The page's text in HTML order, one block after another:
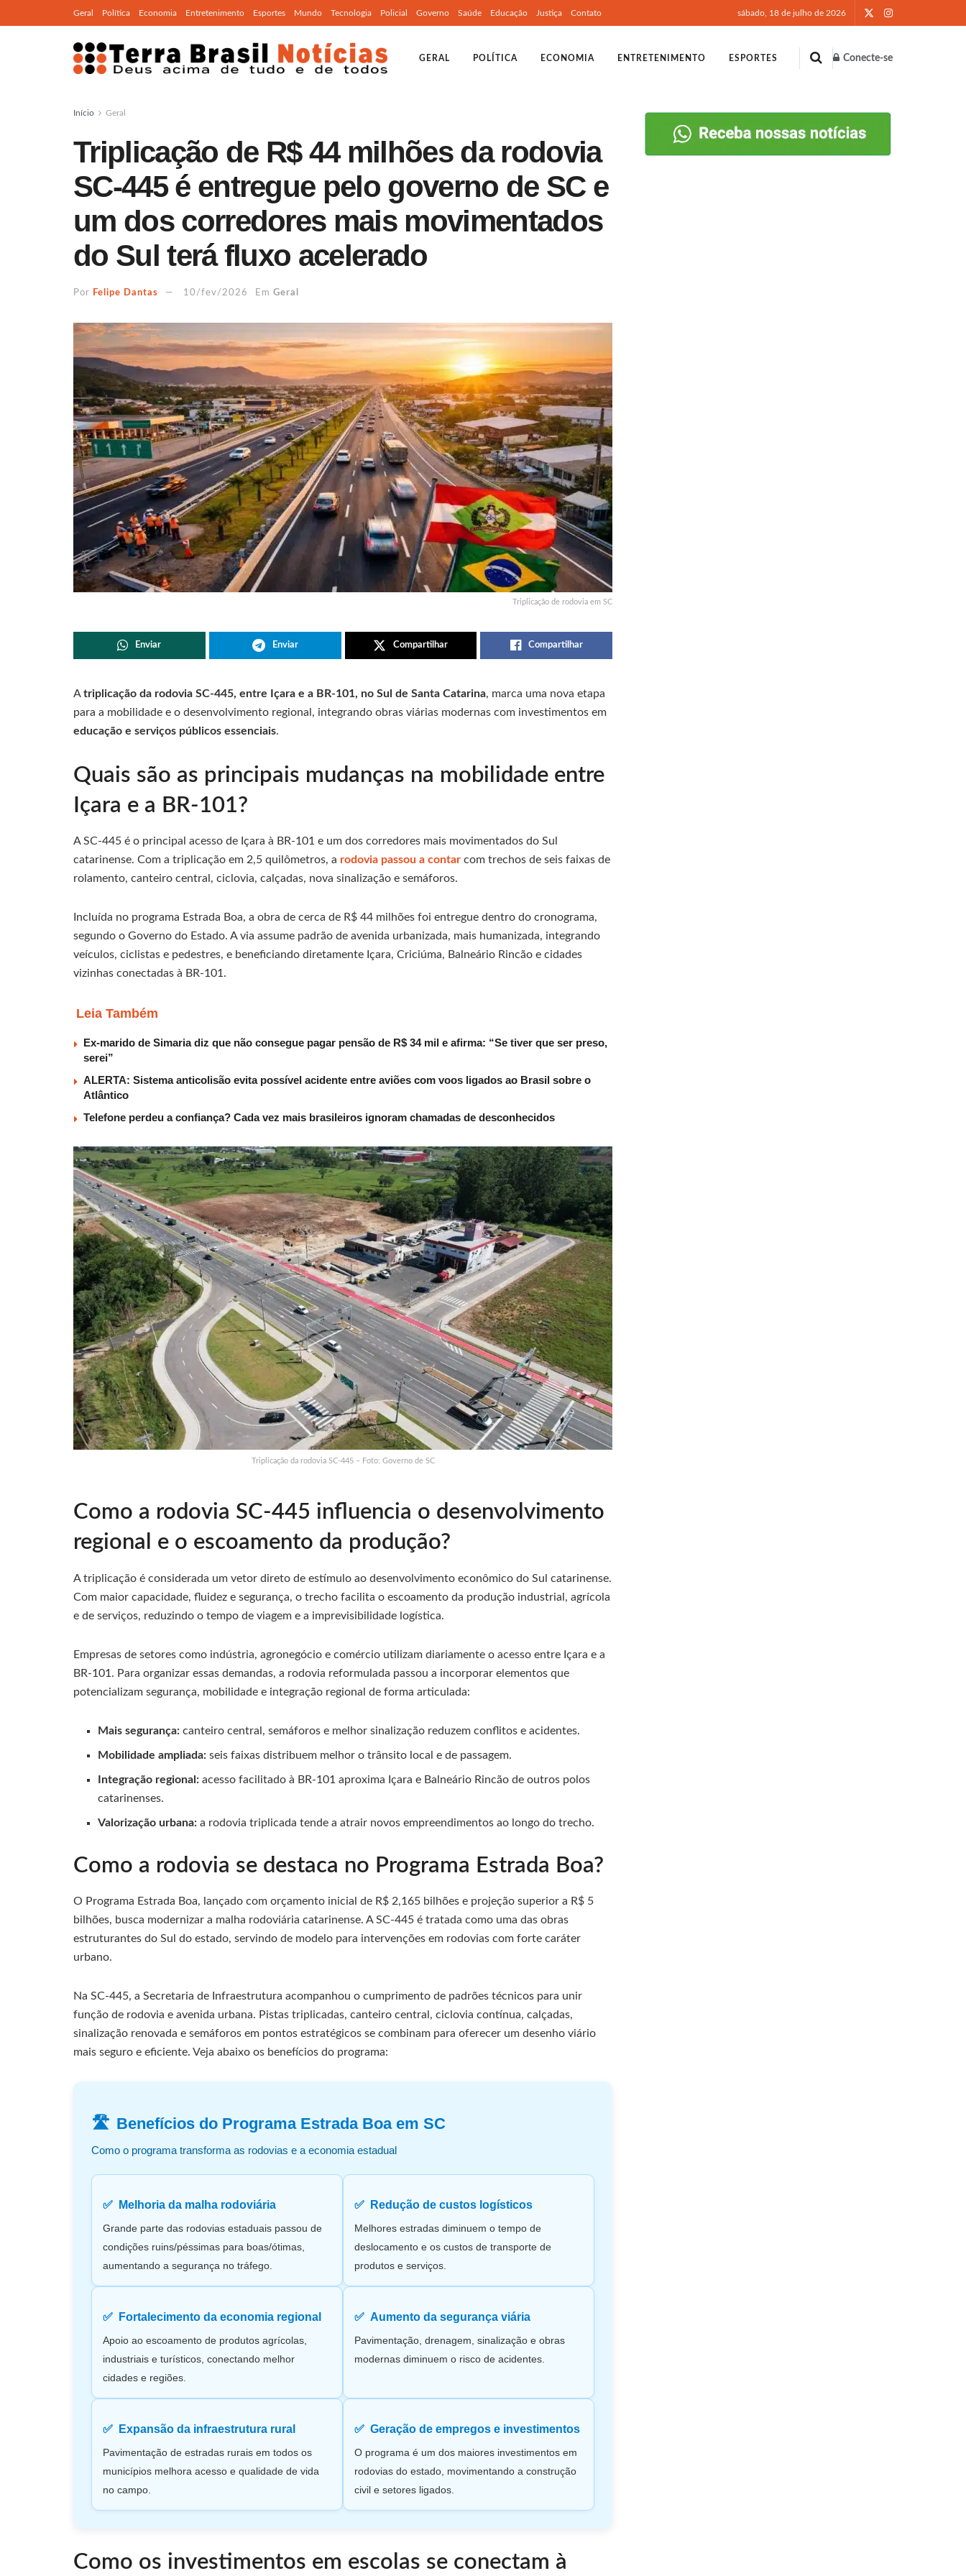
Geral Política Economia Entretenimento Esportes Mundo Tecnologia Policial Governo Saúde Educação Justiça Contato sábado, 18 de julho de 2026
GERAL POLÍTICA ECONOMIA ENTRETENIMENTO ESPORTES Conecte-se
Início Geral
Triplicação de R$ 44 milhões da rodovia
SC-445 é entregue pelo governo de SC e
um dos corredores mais movimentados
do Sul terá fluxo acelerado
Por Felipe Dantas 10/fev/2026 Em Geral
Triplicação de rodovia em SC
Enviar Enviar Compartilhar Compartilhar
Atriplicação da rodovia SC-445, entre Içara e a BR-101, no Sul de Santa Catarina, marca uma nova etapa
para a mobilidade e o desenvolvimento regional, integrando obras viárias modernas com investimentos em
educação e serviços públicos essenciais.
Quais são as principais mudanças na mobilidade entre
Içara e a BR-101?
A SC-445 é o principal acesso de Içara à BR-101 e um dos corredores mais movimentados do Sul
catarinense. Com a triplicação em 2,5 quilômetros, a rodovia passou a contar com trechos de seis faixas de
rolamento, canteiro central, ciclovia, calçadas, nova sinalização e semáforos.
Incluída no programa Estrada Boa, a obra de cerca de R$ 44 milhões foi entregue dentro do cronograma,
segundo o Governo do Estado. A via assume padrão de avenida urbanizada, mais humanizada, integrando
veículos, ciclistas e pedestres, e beneficiando diretamente Içara, Criciúma, Balneário Rincão e cidades
vizinhas conectadas à BR-101.
Leia Também
Ex-marido de Simaria diz que não consegue pagar pensão de R$ 34 mil e afirma: “Se tiver que ser preso,
serei”
ALERTA: Sistema anticolisão evita possível acidente entre aviões com voos ligados ao Brasil sobre o
Atlântico
Telefone perdeu a confiança? Cada vez mais brasileiros ignoram chamadas de desconhecidos
Triplicação da rodovia SC-445 – Foto: Governo de SC
Como a rodovia SC-445 influencia o desenvolvimento
regional e o escoamento da produção?
A triplicação é considerada um vetor direto de estímulo ao desenvolvimento econômico do Sul catarinense.
Com maior capacidade, fluidez e segurança, o trecho facilita o escoamento da produção industrial, agrícola
e de serviços, reduzindo o tempo de viagem e a imprevisibilidade logística.
Empresas de setores como indústria, agronegócio e comércio utilizam diariamente o acesso entre Içara e a
BR-101. Para organizar essas demandas, a rodovia reformulada passou a incorporar elementos que
potencializam segurança, mobilidade e integração regional de forma articulada:
Mais segurança: canteiro central, semáforos e melhor sinalização reduzem conflitos e acidentes.
Mobilidade ampliada: seis faixas distribuem melhor o trânsito local e de passagem.
Integração regional: acesso facilitado à BR-101 aproxima Içara e Balneário Rincão de outros polos
catarinenses.
Valorização urbana: a rodovia triplicada tende a atrair novos empreendimentos ao longo do trecho.
Como a rodovia se destaca no Programa Estrada Boa?
O Programa Estrada Boa, lançado com orçamento inicial de R$ 2,165 bilhões e projeção superior a R$ 5
bilhões, busca modernizar a malha rodoviária catarinense. A SC-445 é tratada como uma das obras
estruturantes do Sul do estado, servindo de modelo para intervenções em rodovias com forte caráter
urbano.
Na SC-445, a Secretaria de Infraestrutura acompanhou o cumprimento de padrões técnicos para unir
função de rodovia e avenida urbana. Pistas triplicadas, canteiro central, ciclovia contínua, calçadas,
sinalização renovada e semáforos em pontos estratégicos se combinam para oferecer um desenho viário
mais seguro e eficiente. Veja abaixo os benefícios do programa:
Benefícios do Programa Estrada Boa em SC
Como o programa transforma as rodovias e a economia estadual
Melhoria da malha rodoviária
Grande parte das rodovias estaduais passou de
condições ruins/péssimas para boas/ótimas,
aumentando a segurança no tráfego.
Redução de custos logísticos
Melhores estradas diminuem o tempo de
deslocamento e os custos de transporte de
produtos e serviços.
Fortalecimento da economia regional
Apoio ao escoamento de produtos agrícolas,
industriais e turísticos, conectando melhor
cidades e regiões.
Aumento da segurança viária
Pavimentação, drenagem, sinalização e obras
modernas diminuem o risco de acidentes.
Expansão da infraestrutura rural
Pavimentação de estradas rurais em todos os
municípios melhora acesso e qualidade de vida
no campo.
Geração de empregos e investimentos
O programa é um dos maiores investimentos em
rodovias do estado, movimentando a construção
civil e setores ligados.
Como os investimentos em escolas se conectam à